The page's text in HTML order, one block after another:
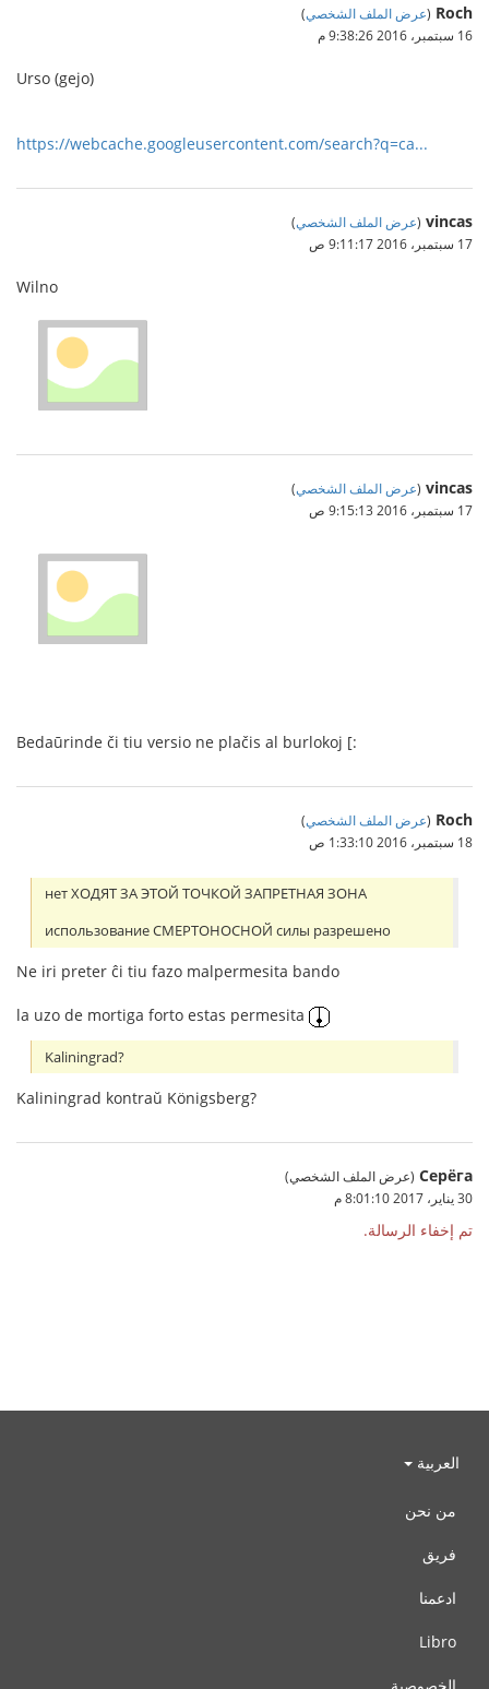
Roch
(عرض الملف الشخصي)
16 سبتمبر، 2016 9:38:26 م
Urso (gejo)
https://webcache.googleusercontent.com/search?q=ca...
vincas
(عرض الملف الشخصي)
17 سبتمبر، 2016 9:11:17 ص
Wilno
vincas
(عرض الملف الشخصي)
17 سبتمبر، 2016 9:15:13 ص
Bedaūrinde či tiu versio ne plačis al burlokoj [:
Roch
(عرض الملف الشخصي)
18 سبتمبر، 2016 1:33:10 ص
нет ХОДЯТ ЗА ЭТОЙ ТОЧКОЙ ЗАПРЕТНАЯ ЗОНА
использование СМЕРТОНОСНОЙ силы разрешено
Ne iri preter ĉi tiu fazo malpermesita bando
la uzo de mortiga forto estas permesita
Kaliningrad?
Kaliningrad kontraŭ Königsberg?
Серёга (عرض الملف الشخصي)
30 يناير، 2017 8:01:10 م
تم إخفاء الرسالة.
العربية
من نحن
فريق
ادعمنا
Libro
الخصوصية